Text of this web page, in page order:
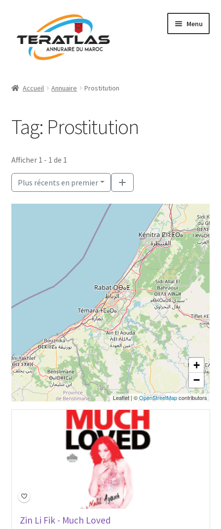
navigation
contenu
Menu
Annuaire
Mon compte
Accueil Annuaire Prostitution
Tag: Prostitution
Afficher 1 - 1 de 1
Plus récents en premier
Zin Li Fik - Much Loved
+
−
Leaflet | ©OpenStreetMapcontributors